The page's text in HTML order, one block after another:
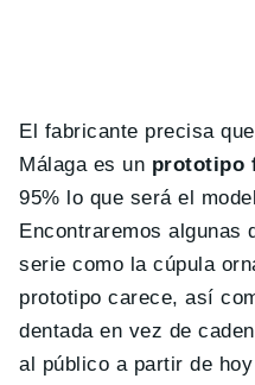
El fabricante precisa
Málaga es un prototipo
95% lo que será el
Encontraremos algunas
serie como la cúpula
prototipo carece, así
dentada en vez de
al público a partir de